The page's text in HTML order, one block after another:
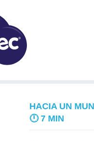
HACIA UN
🕛 7 MIN